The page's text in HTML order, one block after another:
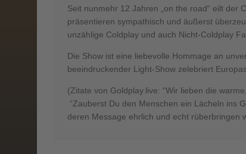
powered byUsercentrics Consent
Management Platform &eRecht24
Seit nunmehr 12 Jahren „on the road“ eilt der
präsentieren sympathisch und äußerst
unzählige Coldplay und auch Nicht-Coldplay
Die Show ist eine liebevolle Hommage an
beeindruckender Light-Show zelebriert
(Zitate von Goldplay.live: “Wir lieben die
“Zauberst Du den Menschen ein Lächeln ins
deren Message ehrlich und echt rüberbringen